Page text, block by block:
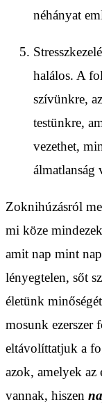
néhányat
halálos. A
szívünkre,
testünkre,
vezethet,
álmatlanság
Zoknihúzásról
mi köze
amit nap mint
lényegtelen, sőt
életünk
mosunk ezerszer
eltávolíttatjuk a
azok, amelyek az
vannak, hiszen